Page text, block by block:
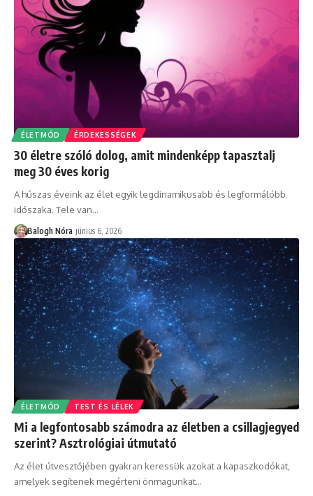
ÉLETMÓD ÉRDEKESSÉGEK
30 életre szóló dolog, amit mindenképp tapasztalj
meg 30 éves korig
A húszas éveink az élet egyik legdinamikusabb és legformálóbb
időszaka. Tele van…
Balogh Nóra június 6, 2026
ÉLETMÓD TEST ÉS LÉLEK
Mi a legfontosabb számodra az életben a csillagjegyed
szerint? Asztrológiai útmutató
Az élet útvesztőjében gyakran keressük azokat a kapaszkodókat,
amelyek segítenek megérteni önmagunkat…